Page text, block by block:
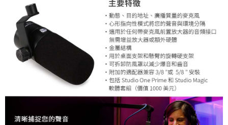
４．使用「AFTEE先享後付」時，將依據個別帳號之用戶狀況，依本公司即
時審查核予不同之上限額度；若仍有額度不足之情形，本公司將視審查結果
請求用戶進行身份認證。
５．嚴禁一人註冊多個帳號或使用他人資訊註冊。若發現惡意使用之情形，
恩沛科技股份有限公司將有權停止該用戶之使用額度並採取法律行動。